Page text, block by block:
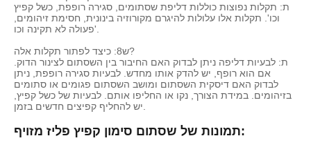
ת: תקלות נפוצות כוללות דליפת שסתומים, סגירה רופפת, כשל קפיץ
וכו'. תקלות אלו עלולות להיגרם מקורוזיה בינונית, חסימת זיהומים,
פעולה לא תקינה וכו'.
ש8: כיצד לפתור תקלות אלה?
ת: לבעיות דליפה ניתן לבדוק האם החיבור בין השסתום לצינור הדוק.
אם הוא רופף, יש להדק אותו מחדש. לבעיות סגירה רופפת, ניתן
לבדוק האם דיסקית השסתום ומושב השסתום פגומים או סתומים
בזיהומים. במידת הצורך, נקו או החליפו אותם. לבעיות של כשל קפיץ,
תמונות של שסתום סימון קפיץ פליז מזויף: